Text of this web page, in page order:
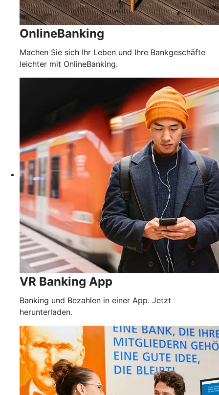
OnlineBanking
Machen Sie sich Ihr Leben und Ihre Bankgeschäfte
leichter mit OnlineBanking.
VR Banking App
Banking und Bezahlen in einer App. Jetzt
herunterladen.